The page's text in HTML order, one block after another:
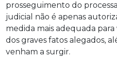
prosseguimento do
judicial não é apenas
medida mais adequada
dos graves fatos alegados,
venham a surgir.